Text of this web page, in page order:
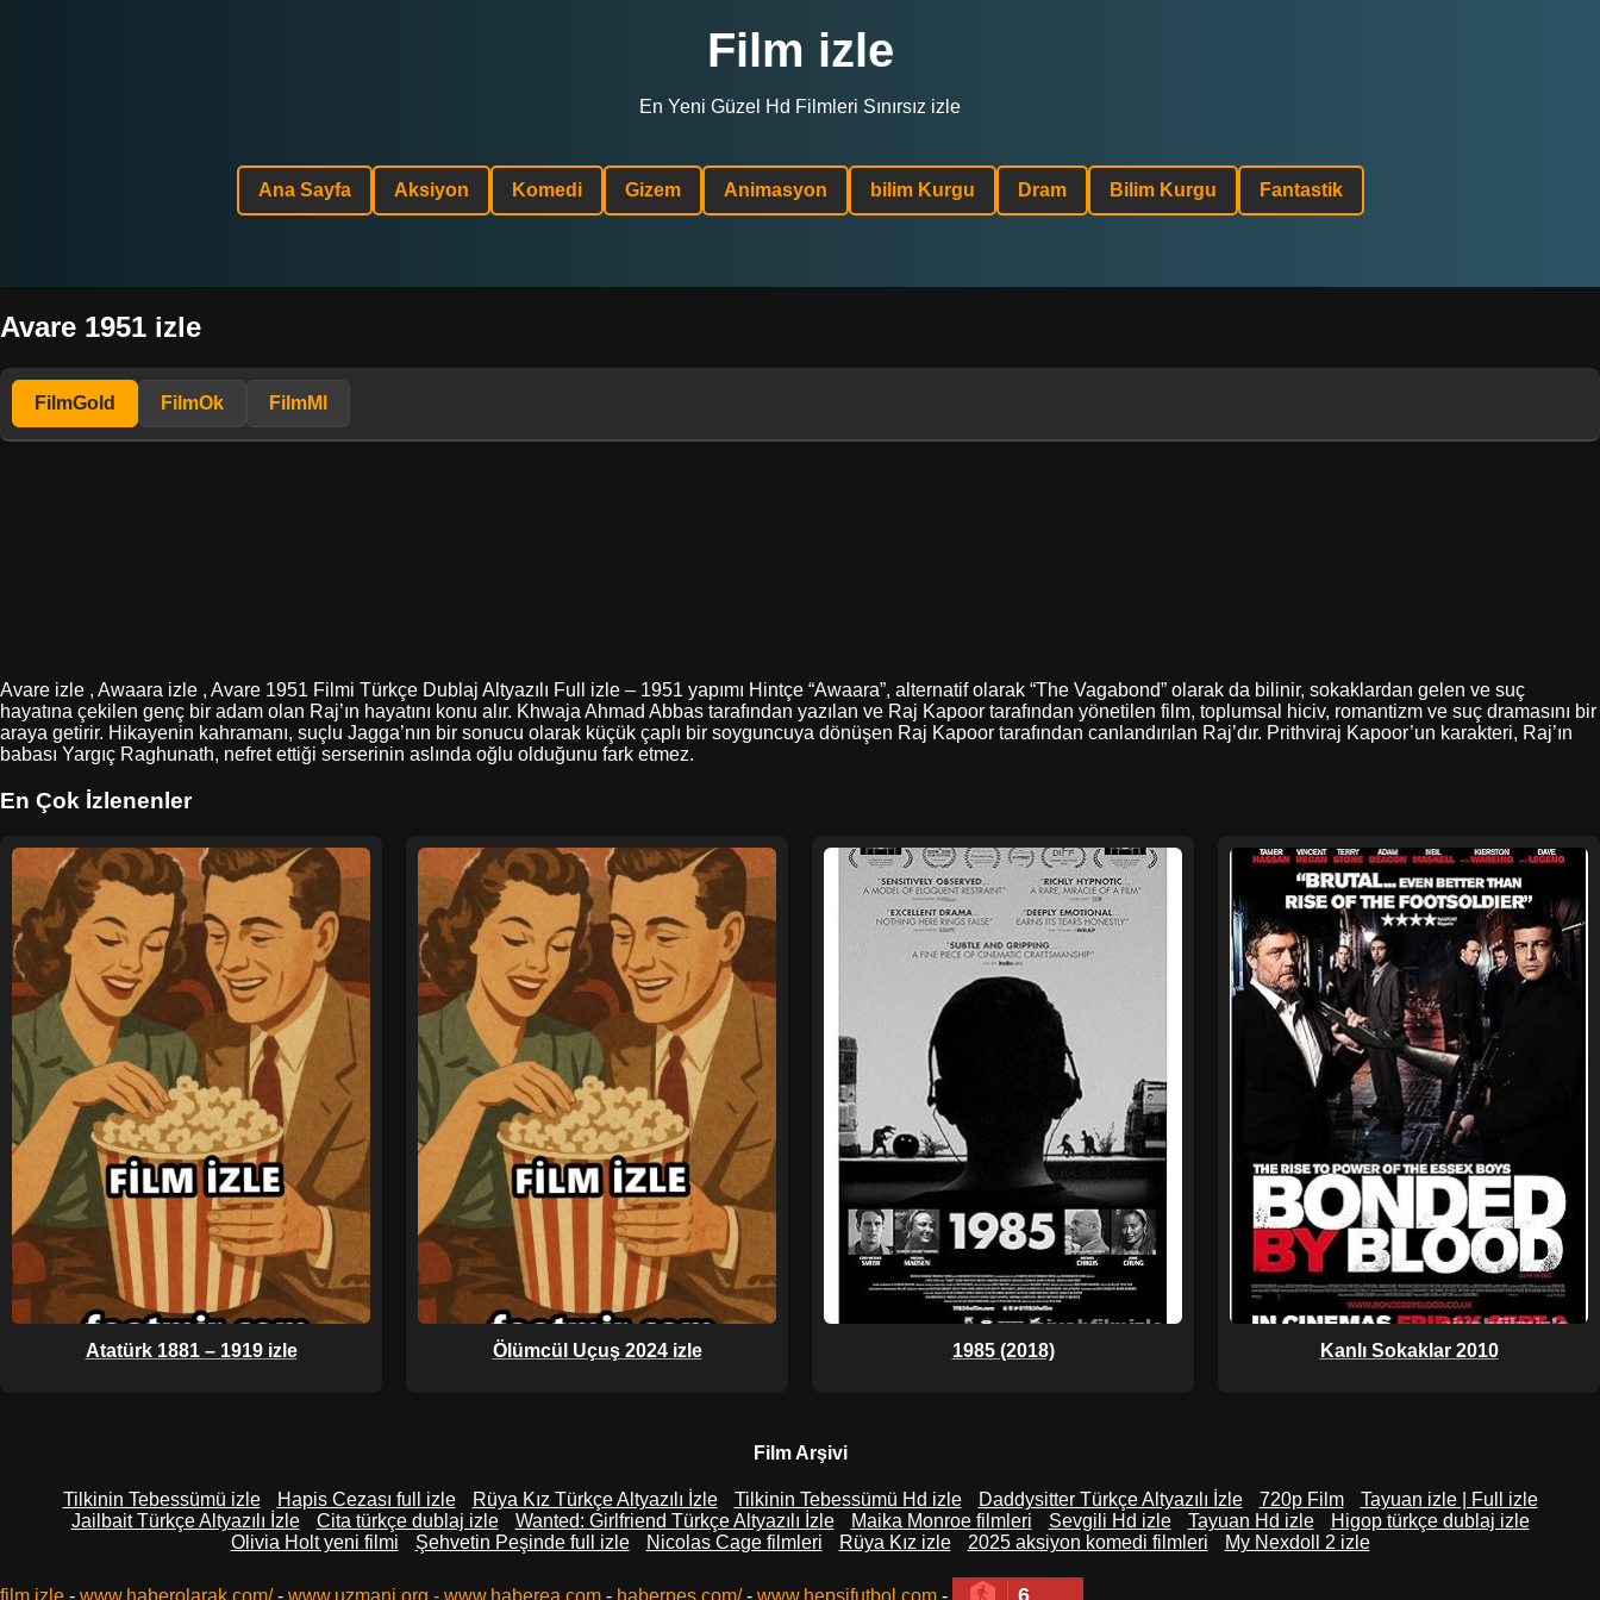
Film izle
En Yeni Güzel Hd Filmleri Sınırsız izle
Ana Sayfa Aksiyon Komedi Gizem Animasyon bilim Kurgu Dram Bilim Kurgu Fantastik
Avare 1951 izle
FilmGold FilmOk FilmMl
Avare izle , Awaara izle , Avare 1951 Filmi Türkçe Dublaj Altyazılı Full izle – 1951 yapımı Hintçe “Awaara”, alternatif olarak “The Vagabond” olarak da bilinir, sokaklardan gelen ve suç
hayatına çekilen genç bir adam olan Raj’ın hayatını konu alır. Khwaja Ahmad Abbas tarafından yazılan ve Raj Kapoor tarafından yönetilen film, toplumsal hiciv, romantizm ve suç dramasını bir
araya getirir. Hikayenin kahramanı, suçlu Jagga’nın bir sonucu olarak küçük çaplı bir soyguncuya dönüşen Raj Kapoor tarafından canlandırılan Raj’dır. Prithviraj Kapoor’un karakteri, Raj’ın
babası Yargıç Raghunath, nefret ettiği serserinin aslında oğlu olduğunu fark etmez.
En Çok İzlenenler
Atatürk 1881 – 1919 izle Ölümcül Uçuş 2024 izle 1985 (2018) Kanlı Sokaklar 2010
Film Arşivi
Tilkinin Tebessümü izle Hapis Cezası full izle Rüya Kız Türkçe Altyazılı İzle Tilkinin Tebessümü Hd izle Daddysitter Türkçe Altyazılı İzle 720p Film
Tayuan izle | Full izle
Jailbait Türkçe Altyazılı İzle
Cita türkçe dublaj izle Wanted: Girlfriend Türkçe Altyazılı İzle Maika Monroe filmleri Sevgili Hd izle Tayuan Hd izle
Higop türkçe dublaj izle
Olivia Holt yeni filmi
Şehvetin Peşinde full izle Nicolas Cage filmleri Rüya Kız izle 2025 aksiyon komedi filmleri My Nexdoll 2 izle
film izle - www.haberolarak.com/- www.uzmani.org - www.haberea.com - haberpes.com/- www.hepsifutbol.com - 6